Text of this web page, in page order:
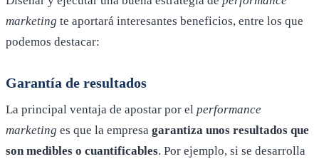
marketing te aportará interesantes beneficios, entre los que
podemos destacar:
Garantía de resultados
La principal ventaja de apostar por el performance
marketing es que la empresa garantiza unos resultados que
son medibles o cuantificables. Por ejemplo, si se desarrolla